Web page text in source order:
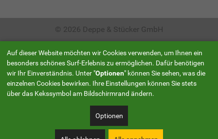
© 2026 Deppe & Stücker GmbH
Auf dieser Website möchten wir Cookies verwenden, um Ihnen ein
besonders schönes Surf-Erlebnis zu ermöglichen. Dafür benötigen
wir Ihr Einverständnis. Unter "Optionen" können Sie sehen, was die
einzelnen Cookies bewirken. Ihre Einstellungen können Sie stets
über das Kekssymbol am Bildschirmrand ändern.
Optionen